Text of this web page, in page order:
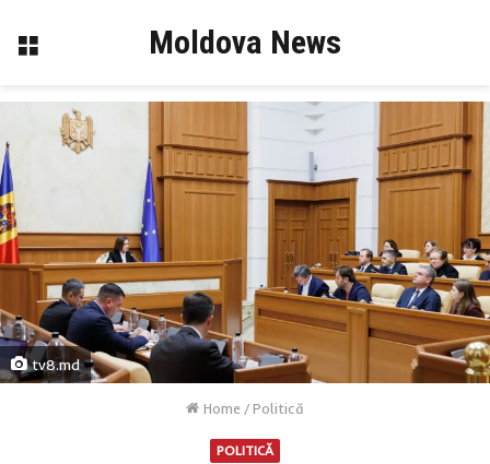
Menu Moldova News
tv8.md
Home /Politică
POLITICĂ